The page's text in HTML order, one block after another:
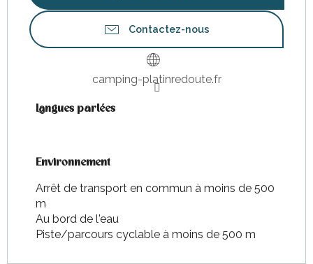
Contactez-nous
camping-platinredoute.fr
Langues parlées
Langues parlées
Environnement
Environnement
Arrêt de transport en commun à moins de 500
m
Au bord de l'eau
Piste/parcours cyclable à moins de 500 m